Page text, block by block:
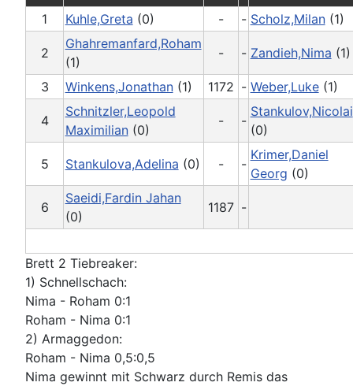
1
Kuhle,Greta (0) - - Scholz,Milan(1)
2
Ghahremanfard,Roham
(1)
- - Zandieh,Nima (1)
3 Winkens,Jonathan(1) 1172 - Weber,Luke(1)
4
Schnitzler,Leopold
Maximilian(0)
- -
Stankulov,Nicolai
(0)
5 Stankulova,Adelina (0) - -
Krimer,Daniel
Georg (0)
6
Saeidi,Fardin Jahan
(0)
1187 -
Brett 2 Tiebreaker:
1) Schnellschach:
Nima - Roham 0:1
Roham - Nima 0:1
2) Armaggedon:
Roham - Nima 0,5:0,5
Nima gewinnt mit Schwarz durch Remis das